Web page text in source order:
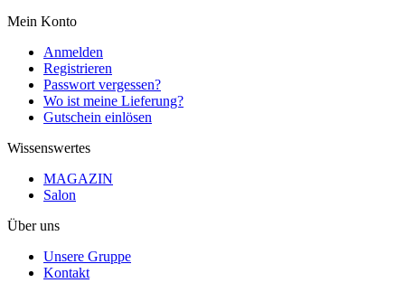
Mein Konto
Anmelden
Registrieren
Passwort vergessen?
Wo ist meine Lieferung?
Gutschein einlösen
Wissenswertes
MAGAZIN
Salon
Über uns
Unsere Gruppe
Kontakt